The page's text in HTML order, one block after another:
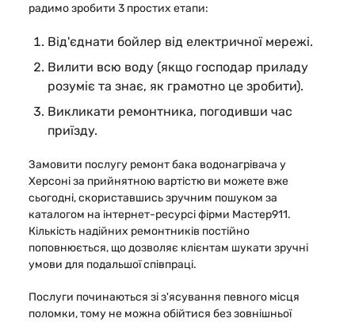
радимо зробити 3 простих етапи:
Від'єднати бойлер від електричної мережі.
Вилити всю воду (якщо господар приладу
розуміє та знає, як грамотно це зробити).
Викликати ремонтника, погодивши час
приїзду.
Замовити послугу ремонт бака водонагрівача у
Херсоні за прийнятною вартістю ви можете вже
сьогодні, скориставшись зручним пошуком за
каталогом на інтернет-ресурсі фірми Мастер911.
Кількість надійних ремонтників постійно
поповнюється, що дозволяє клієнтам шукати зручні
умови для подальшої співпраці.
Послуги починаються зі з'ясування певного місця
поломки, тому не можна обійтися без зовнішньої